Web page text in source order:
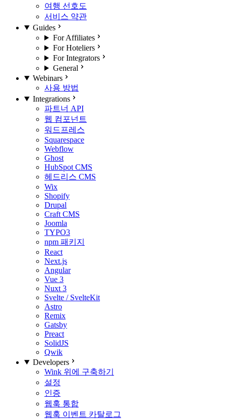
여행 선호도
서비스 약관
Guides
For Affiliates
For Hoteliers
For Integrators
General
Webinars
사용 방법
Integrations
파트너 API
웹 컴포넌트
워드프레스
Squarespace
Webflow
Ghost
HubSpot CMS
헤드리스 CMS
Wix
Shopify
Drupal
Craft CMS
Joomla
TYPO3
npm 패키지
React
Next.js
Angular
Vue 3
Nuxt 3
Svelte / SvelteKit
Astro
Remix
Gatsby
Preact
SolidJS
Qwik
Developers
Wink 위에 구축하기
설정
인증
웹훅 통합
웹훅 이벤트 카탈로그